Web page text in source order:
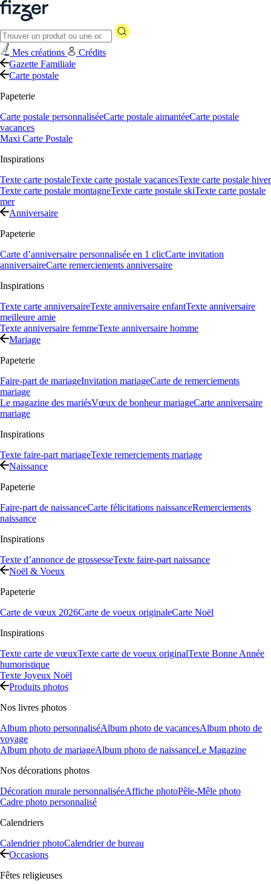
Mes créations
Crédits
Gazette Familiale
Carte postale
Papeterie
Carte postale personnaliséeCarte postale aimantéeCarte postale
vacances
Maxi Carte Postale
Inspirations
Texte carte postaleTexte carte postale vacancesTexte carte postale hiver
Texte carte postale montagneTexte carte postale skiTexte carte postale
mer
Anniversaire
Papeterie
Carte d’anniversaire personnalisée en 1 clicCarte invitation
anniversaireCarte remerciements anniversaire
Inspirations
Texte carte anniversaireTexte anniversaire enfantTexte anniversaire
meilleure amie
Texte anniversaire femmeTexte anniversaire homme
Mariage
Papeterie
Faire-part de mariageInvitation mariageCarte de remerciements
mariage
Le magazine des mariésVœux de bonheur mariageCarte anniversaire
mariage
Inspirations
Texte faire-part mariageTexte remerciements mariage
Naissance
Papeterie
Faire-part de naissanceCarte félicitations naissanceRemerciements
naissance
Inspirations
Texte d’annonce de grossesseTexte faire-part naissance
Noël & Voeux
Papeterie
Carte de vœux 2026Carte de voeux originaleCarte Noël
Inspirations
Texte carte de vœuxTexte carte de voeux originalTexte Bonne Année
humoristique
Texte Joyeux Noël
Produits photos
Nos livres photos
Album photo personnaliséAlbum photo de vacancesAlbum photo de
voyage
Album photo de mariageAlbum photo de naissanceLe Magazine
Nos décorations photos
Décoration murale personnaliséeAffiche photoPêle-Mêle photo
Cadre photo personnalisé
Calendriers
Calendrier photoCalendrier de bureau
Occasions
Fêtes religieuses